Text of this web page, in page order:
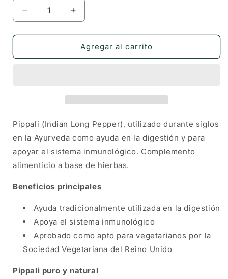
Reducir
cantidad
para
en
Essentials
Aumentar
cantidad
para
Pippali
en
Essentials
Agregar al carrito
Pippali (Indian Long Pepper), utilizado durante siglos
en la Ayurveda como ayuda en la digestión y para
apoyar el sistema inmunológico. Complemento
alimenticio a base de hierbas.
Beneficios principales
Ayuda tradicionalmente utilizada en la digestión
Apoya el sistema inmunológico
Aprobado como apto para vegetarianos por la
Sociedad Vegetariana del Reino Unido
Pippali puro y natural